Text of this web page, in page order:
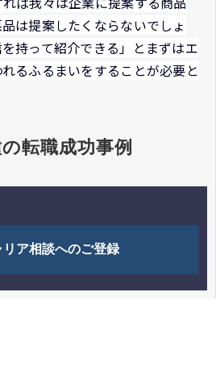
は提案したくならないでしょ
持って紹介できる」とまずはエ
るふるまいをすることが必要と
転職成功事例
リア相談へのご登録